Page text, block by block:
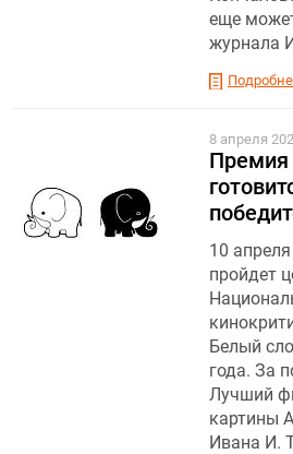
еще
журнала
8 апреля
10
пройдет
Белый
года. За
Лучший
картины
Ивана И.